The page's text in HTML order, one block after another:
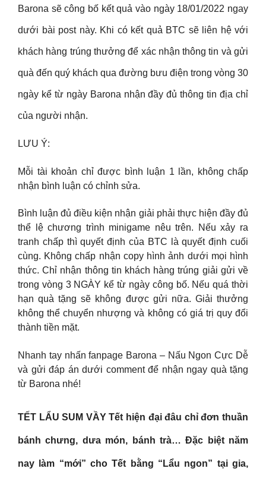
Barona sẽ công bố kết quả vào ngày 18/01/2022 ngay
dưới bài post này. Khi có kết quả BTC sẽ liên hệ với
khách hàng trúng thưởng để xác nhận thông tin và gửi
quà đến quý khách qua đường bưu điện trong vòng 30
ngày kể từ ngày Barona nhận đầy đủ thông tin địa chỉ
của người nhận.
LƯU Ý:
Mỗi tài khoản chỉ được bình luận 1 lần, không chấp
nhận bình luận có chỉnh sửa.
Bình luận đủ điều kiện nhận giải phải thực hiện đầy đủ
thể lệ chương trình minigame nêu trên. Nếu xảy ra
tranh chấp thì quyết định của BTC là quyết định cuối
cùng. Không chấp nhận copy hình ảnh dưới mọi hình
thức. Chỉ nhận thông tin khách hàng trúng giải gửi về
trong vòng 3 NGÀY kể từ ngày công bố. Nếu quá thời
hạn quà tặng sẽ không được gửi nữa. Giải thưởng
không thể chuyển nhượng và không có giá trị quy đổi
thành tiền mặt.
Nhanh tay nhấn fanpage Barona – Nấu Ngon Cực Dễ
và gửi đáp án dưới comment để nhận ngay quà tặng
từ Barona nhé!
TẾT LẨU SUM VẦY Tết hiện đại đâu chỉ đơn thuần
bánh chưng, dưa món, bánh trà… Đặc biệt năm
nay làm “mới” cho Tết bằng “Lẩu ngon” tại gia,